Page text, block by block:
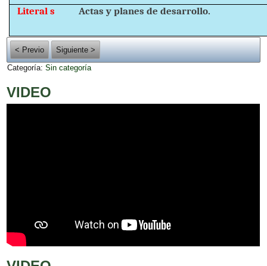
Literal s Actas y planes de desarrollo.
< Previo
Siguiente >
Categoría:Sin categoría
VIDEO